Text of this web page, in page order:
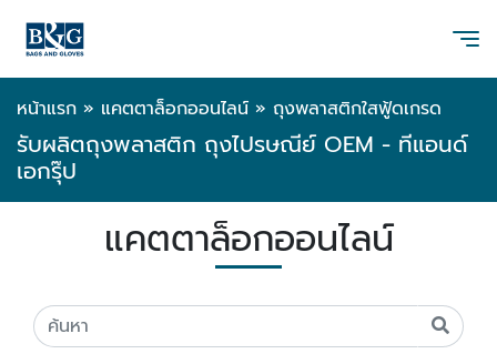
หน้าแรก » แคตตาล็อกออนไลน์ » ถุงพลาสติกใสฟู้ดเกรด
รับผลิตถุงพลาสติก ถุงไปรษณีย์ OEM - ทีแอนด์
เอกรุ๊ป
แคตตาล็อกออนไลน์